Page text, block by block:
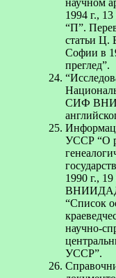
1994 г.,
“П”.
статьи Ц.
Софии в
преглед”.
СИФ
УССР “О
1990 г.,
ВНИИДАД
“Список
научно-
УССР”.